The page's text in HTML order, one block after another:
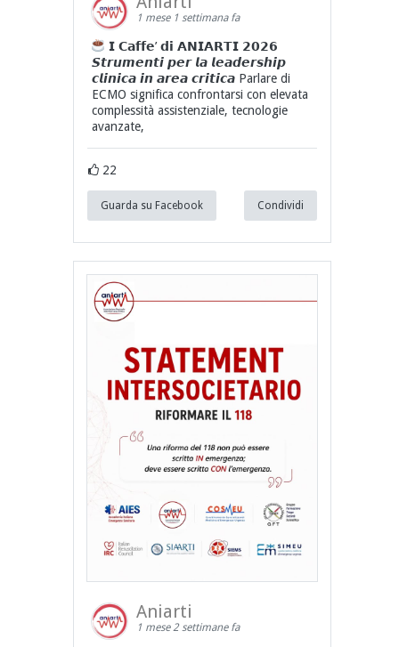
1 mese 1 settimana fa
𝗜 𝗖𝗮𝗳𝗳𝗲’ 𝗱𝗶 𝗔𝗡𝗜𝗔𝗥𝗧𝗜 𝟮𝟬𝟮𝟲
𝙎𝙩𝙧𝙪𝙢𝙚𝙣𝙩𝙞 𝙥𝙚𝙧 𝙡𝙖 𝙡𝙚𝙖𝙙𝙚𝙧𝙨𝙝𝙞𝙥
𝙘𝙡𝙞𝙣𝙞𝙘𝙖 𝙞𝙣 𝙖𝙧𝙚𝙖 𝙘𝙧𝙞𝙩𝙞𝙘𝙖 Parlare di
ECMO significa confrontarsi con elevata
complessità assistenziale, tecnologie
avanzate,
22
Guarda su Facebook Condividi
Aniarti
1 mese 2 settimane fa